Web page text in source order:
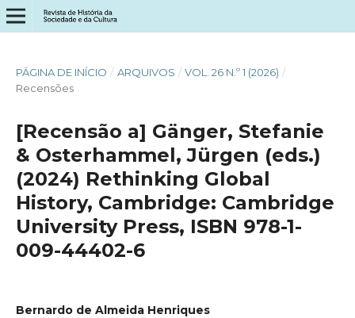
PÁGINA DE INÍCIO / ARQUIVOS / VOL. 26 N.º 1 (2026) /
Recensões
[Recensão a] Gänger, Stefanie
& Osterhammel, Jürgen (eds.)
(2024) Rethinking Global
History, Cambridge: Cambridge
University Press, ISBN 978-1-
009-44402-6
Bernardo de Almeida Henriques